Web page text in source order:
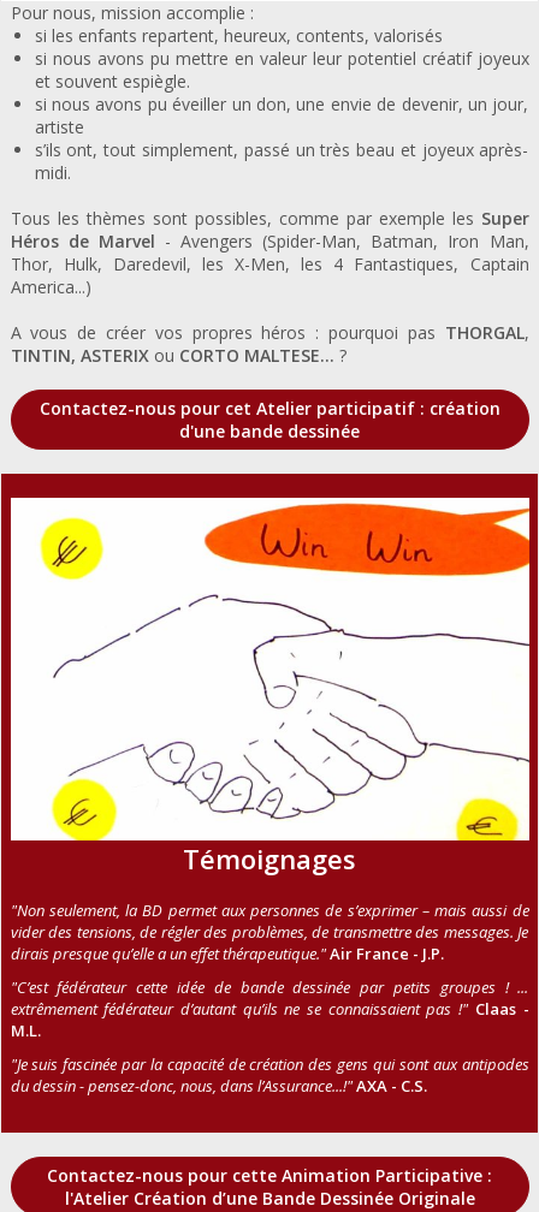
Pour nous, mission accomplie :
si les enfants repartent, heureux, contents, valorisés
si nous avons pu mettre en valeur leur potentiel créatif joyeux
et souvent espiègle.
si nous avons pu éveiller un don, une envie de devenir, un jour,
artiste
s’ils ont, tout simplement, passé un très beau et joyeux après-
midi.
Tous les thèmes sont possibles, comme par exemple les Super
Héros de Marvel - Avengers (Spider-Man, Batman, Iron Man,
Thor, Hulk, Daredevil, les X-Men, les 4 Fantastiques, Captain
America...)
A vous de créer vos propres héros : pourquoi pas THORGAL,
TINTIN, ASTERIXou CORTO MALTESE... ?
Contactez-nous pour cet Atelier participatif : création
d'une bande dessinée
Témoignages
"Non seulement, la BD permet aux personnes de s’exprimer – mais aussi de
vider des tensions, de régler des problèmes, de transmettre des messages. Je
dirais presque qu’elle a un effet thérapeutique."Air France - J.P.
"C’est fédérateur cette idée de bande dessinée par petits groupes ! ...
extrêmement fédérateur d’autant qu’ils ne se connaissaient pas !" Claas -
M.L.
"Je suis fascinée par la capacité de création des gens qui sont aux antipodes
du dessin - pensez-donc, nous, dans l’Assurance...!"AXA - C.S.
Contactez-nous pour cette Animation Participative :
l'Atelier Création d’une Bande Dessinée Originale